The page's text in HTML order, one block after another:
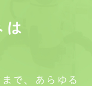
で、あらゆる